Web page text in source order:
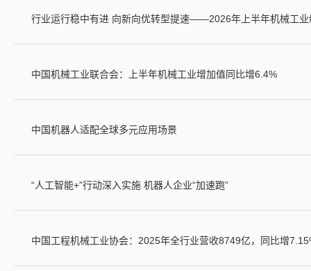
行业运行稳中有进 向新向优转型提速——2026年上半年机械工业
中国机械工业联合会：上半年机械工业增加值同比增6.4%
中国机器人适配全球多元应用场景
“人工智能+”行动深入实施 机器人企业“加速跑”
中国工程机械工业协会：2025年全行业营收8749亿，同比增